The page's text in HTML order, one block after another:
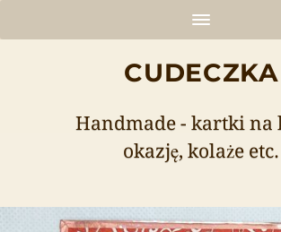
CUDECZKA
Handmade - kartki na
okazję, kolaże etc.